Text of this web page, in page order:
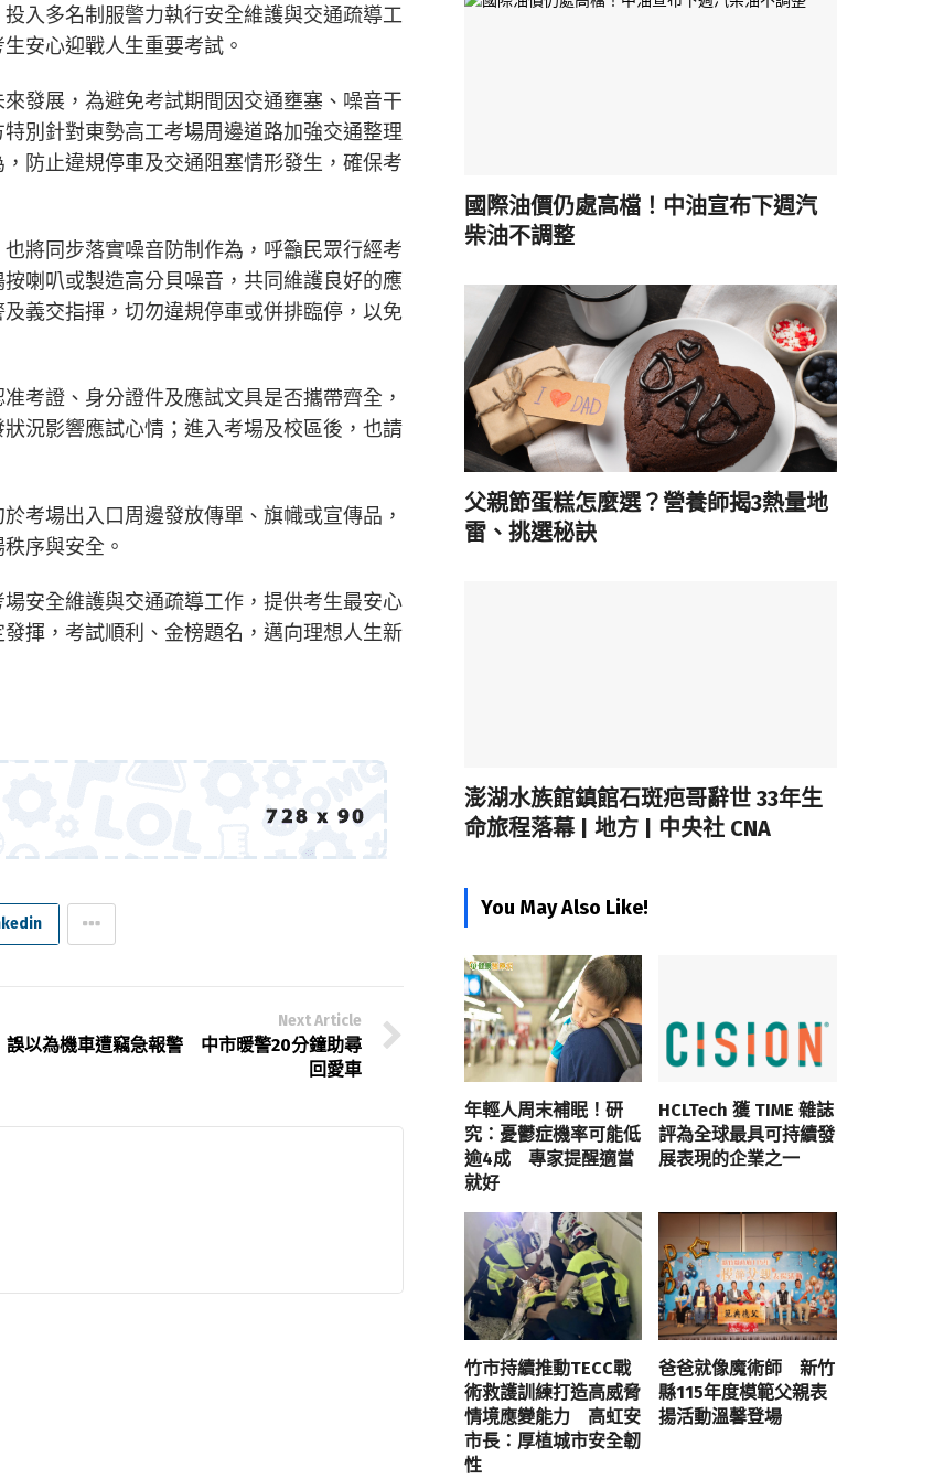
入多名制服警力執行安全維護與交通疏導工
安心迎戰人生重要考試。
發展，為避免考試期間因交通壅塞、噪音干
別針對東勢高工考場周邊道路加強交通整理
防止違規停車及交通阻塞情形發生，確保考
將同步落實噪音防制作為，呼籲民眾行經考
喇叭或製造高分貝噪音，共同維護良好的應
義交指揮，切勿違規停車或併排臨停，以免
考證、身分證件及應試文具是否攜帶齊全，
況影響應試心情；進入考場及校區後，也請
考場出入口周邊發放傳單、旗幟或宣傳品，
序與安全。
安全維護與交通疏導工作，提供考生最安心
揮，考試順利、金榜題名，邁向理想人生新
Next Article
誤以為機車遭竊急報警 中市暖警20分鐘助尋
回愛車
國際油價仍處高檔！中油宣布下週汽
柴油不調整
父親節蛋糕怎麼選？營養師揭3熱量地
雷、挑選秘訣
澎湖水族館鎮館石斑疤哥辭世 33年生
命旅程落幕 | 地方 | 中央社 CNA
You May Also Like!
年輕人周末補眠！研
究：憂鬱症機率可能低
逾4成 專家提醒適當
就好
HCLTech 獲 TIME 雜誌
評為全球最具可持續發
展表現的企業之一
竹市持續推動TECC戰
術救護訓練打造高威脅
情境應變能力 高虹安
市長：厚植城市安全韌
性
爸爸就像魔術師 新竹
縣115年度模範父親表
揚活動溫馨登場